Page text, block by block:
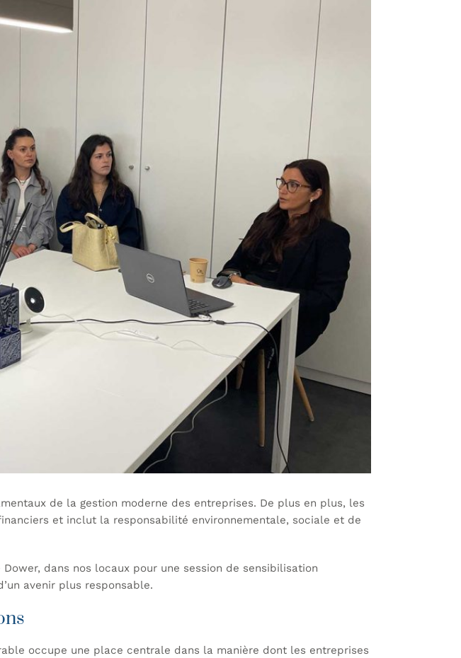
de la gestion moderne des entreprises. De plus en plus, les
et inclut la responsabilité environnementale, sociale et de
Dower, dans nos locaux pour une session de sensibilisation
avenir plus responsable.
occupe une place centrale dans la manière dont les entreprises